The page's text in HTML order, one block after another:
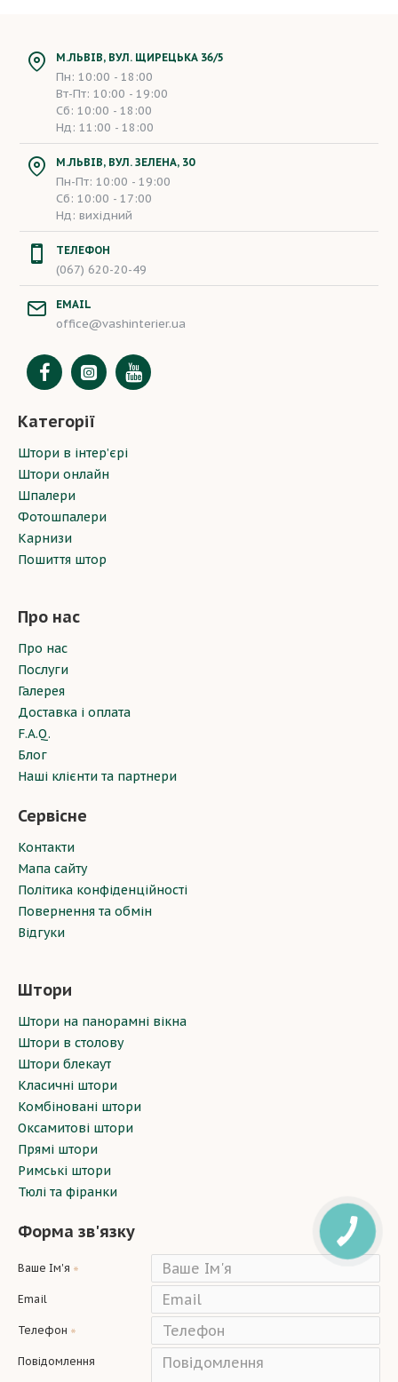
М.ЛЬВІВ, ВУЛ. ЩИРЕЦЬКА 36/5
Пн: 10:00 - 18:00
Вт-Пт: 10:00 - 19:00
Сб: 10:00 - 18:00
Нд: 11:00 - 18:00
М.ЛЬВІВ, ВУЛ. ЗЕЛЕНА, 30
Пн-Пт: 10:00 - 19:00
Сб: 10:00 - 17:00
Нд: вихідний
ТЕЛЕФОН
(067) 620-20-49
EMAIL
office@vashinterier.ua
Категорії
Штори в інтер’єрі
Штори онлайн
Шпалери
Фотошпалери
Карнизи
Пошиття штор
Про нас
Про нас
Послуги
Галерея
Доставка і оплата
F.A.Q.
Блог
Наші клієнти та партнери
Сервісне
Контакти
Мапа сайту
Політика конфіденційності
Повернення та обмін
Відгуки
Штори
Штори на панорамні вікна
Штори в столову
Штори блекаут
Класичні штори
Комбіновані штори
Оксамитові штори
Прямі штори
Римські штори
Тюлі та фіранки
Форма зв'язку
Ваше Ім'я
Email
Телефон
Повідомлення